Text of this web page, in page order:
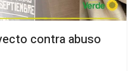
contra abuso